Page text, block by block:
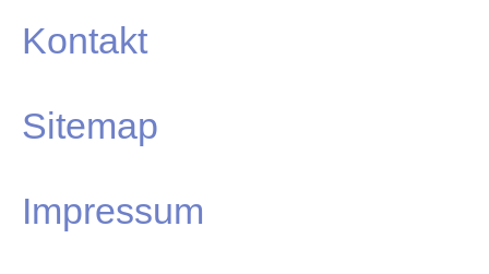
Kontakt
Sitemap
Impressum